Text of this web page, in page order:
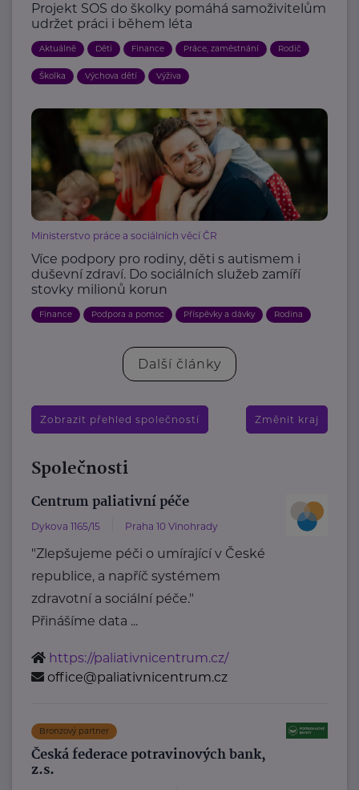
Projekt SOS do školky pomáhá samoživitelům
udržet práci i během léta
Aktuálně Děti Finance Práce, zaměstnání Rodič
Školka Výchova dětí Výživa
Ministerstvo práce a sociálních věcí ČR
Více podpory pro rodiny, děti s autismem i
duševní zdraví. Do sociálních služeb zamíří
stovky milionů korun
Finance Podpora a pomoc Příspěvky a dávky Rodina
Další články
Zobrazit přehled společností Změnit kraj
Společnosti
Centrum paliativní péče
Dykova 1165/15 Praha 10 Vinohrady
"Zlepšujeme péči o umírající v České
republice, a napříč systémem
zdravotní a sociální péče."
Přinášíme data ...
https://paliativnicentrum.cz/
office@paliativnicentrum.cz
Bronzový partner
Česká federace potravinových bank,
z.s.